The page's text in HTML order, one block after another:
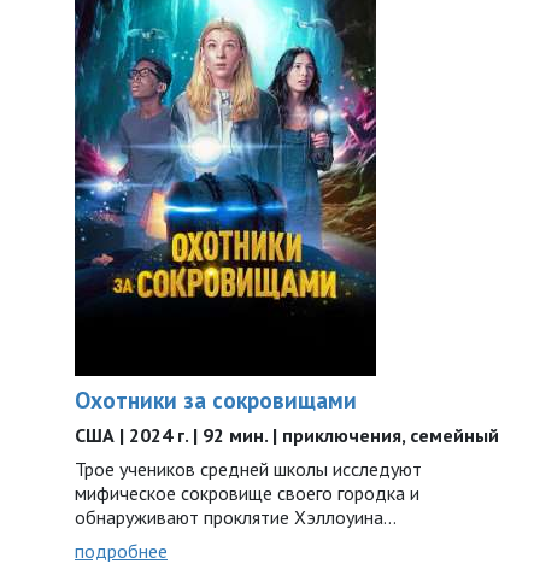
Охотники за сокровищами
США | 2024 г. | 92 мин. | приключения, семейный
Трое учеников средней школы исследуют
мифическое сокровище своего городка и
обнаруживают проклятие Хэллоуина…
подробнее